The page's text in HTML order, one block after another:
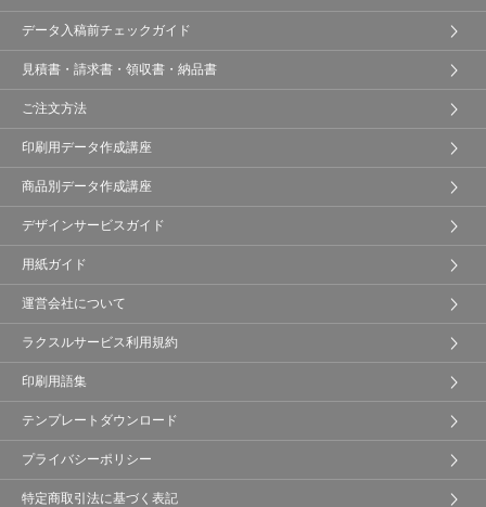
データ入稿前チェックガイド
見積書・請求書・領収書・納品書
ご注文方法
印刷用データ作成講座
商品別データ作成講座
デザインサービスガイド
用紙ガイド
運営会社について
ラクスルサービス利用規約
印刷用語集
テンプレートダウンロード
プライバシーポリシー
特定商取引法に基づく表記